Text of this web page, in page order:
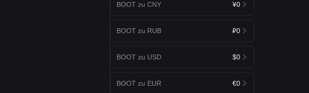
BOOT zu CNY ¥0
BOOT zu RUB ₽0
BOOT zu USD $0
BOOT zu EUR €0